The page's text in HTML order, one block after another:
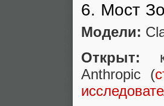
6. Мост
Модели:
Открыт:
Anthropic (